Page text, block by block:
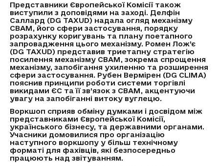
Представники Європейської Комісії також
виступили з доповідями на заході. Делфін
Саллард (DG TAXUD) надала огляд механізму
CBAM, його сфери застосування, порядку
розрахунку коригувань та плану поетапного
запровадження цього механізму. Ромен Лож’є
(DG TAXUD) представив триетапну стратегію
посилення механізму CBAM, зокрема спрощення
механізму, запобігання ухиленню та розширення
сфери застосування. Рубен Вермірен (DG CLIMA)
пояснив принципи роботи системи торгівлі
викидами ЄС та її зв’язок з CBAM, акцентуючи
увагу на запобіганні витоку вуглецю.
Воркшоп сприяв обміну думками і досвідом між
представниками Європейської Комісії,
українського бізнесу, та державними органами.
Учасники домовилися про організацію
наступного воркшопу у більш технічному
форматі для фахівців, які безпосередньо
працюють над звітуванням.